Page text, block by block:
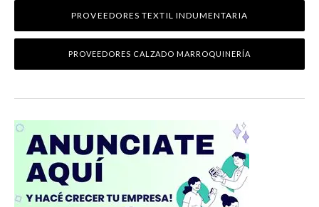
PROVEEDORES TEXTIL INDUMENTARIA
PROVEEDORES CALZADO MARROQUINERÍA